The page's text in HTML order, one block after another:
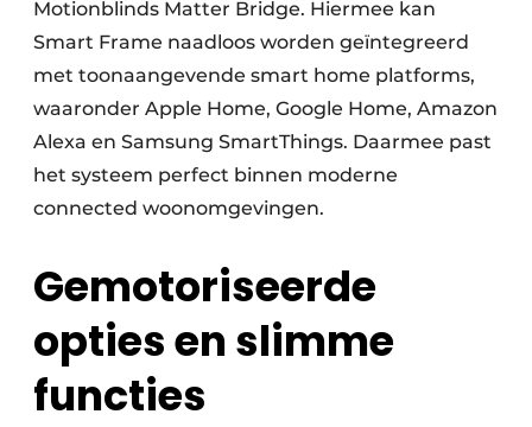
Motionblinds Matter Bridge. Hiermee kan
Smart Frame naadloos worden geïntegreerd
met toonaangevende smart home platforms,
waaronder Apple Home, Google Home, Amazon
Alexa en Samsung SmartThings. Daarmee past
het systeem perfect binnen moderne
connected woonomgevingen.
Gemotoriseerde
opties en slimme
functies